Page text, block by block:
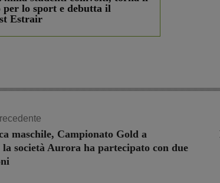
per lo sport e debutta il
Estrair
maschile, Campionato Gold a
la società Aurora ha partecipato con due